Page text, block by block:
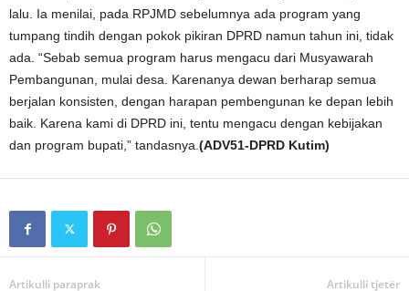
lalu. Ia menilai, pada RPJMD sebelumnya ada program yang
tumpang tindih dengan pokok pikiran DPRD namun tahun ini, tidak
ada. “Sebab semua program harus mengacu dari Musyawarah
Pembangunan, mulai desa. Karenanya dewan berharap semua
berjalan konsisten, dengan harapan pembengunan ke depan lebih
baik. Karena kami di DPRD ini, tentu mengacu dengan kebijakan
dan program bupati,” tandasnya. (ADV51-DPRD Kutim)
Artikulli paraprak Artikulli tjetër